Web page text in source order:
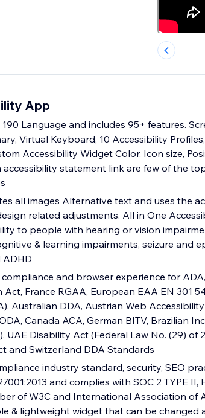
App
Language and includes 95+ features.
Virtual Keyboard, 10 Accessibility
Accessibility Widget Color, Icon size,
statement link are few of the
all images Alternative text and uses the
related adjustments. All in One
to people with hearing or vision
& learning impairments, seizure and
ADHD
and browser experience for ADA,
Act, France RGAA, European EAA EN 301
Australian DDA, Austrian Web
Canada ACA, German BITV, Brazilian
UAE Disability Act (Federal Law No. (29) of
and Switzerland DDA Standards
industry standard, security, SEO
and complies with SOC 2 TYPE II,
of W3C and International Association of
& lightweight widget that can be changed